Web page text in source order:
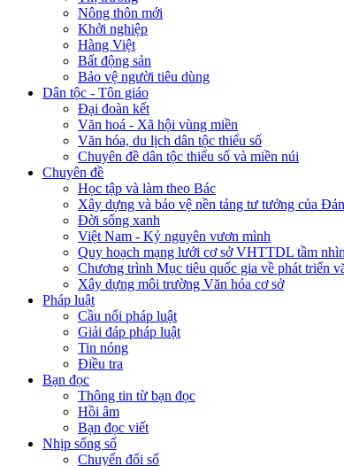
Nông thôn mới
Khởi nghiệp
Hàng Việt
Bất động sản
Bảo vệ người tiêu dùng
Dân tộc - Tôn giáo
Đại đoàn kết
Văn hoá - Xã hội vùng miền
Văn hóa, du lịch dân tộc thiểu số
Chuyên đề dân tộc thiểu số và miền núi
Chuyên đề
Học tập và làm theo Bác
Xây dựng và bảo vệ nền tảng tư tưởng của
Đời sống xanh
Việt Nam - Kỷ nguyên vươn mình
Quy hoạch mạng lưới cơ sở VHTTDL tầm
Chương trình Mục tiêu quốc gia về phát triển
Xây dựng môi trường Văn hóa cơ sở
Pháp luật
Cầu nối pháp luật
Giải đáp pháp luật
Tin nóng
Điều tra
Bạn đọc
Thông tin từ bạn đọc
Hồi âm
Bạn đọc viết
Nhịp sống số
Chuyển đổi số